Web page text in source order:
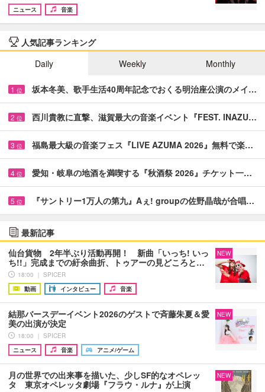
ニュース
音楽
人気記事ランキング
Daily
Weekly Monthly
1 位 坂本冬美、歌手生活40周年記念でおくる明治座公演のメイ…
2 位 西川貴教に直撃、滋賀最大の音楽イベント『FEST. INAZU…
3 位 福島最大級の音楽フェス『LIVE AZUMA 2026』無料で楽…
4 位 愛知・岐阜の地酒を満喫する『秋酒祭 2026』チケット一…
5 位 『サントリー1万人の第九』Aぇ! groupの佐野晶哉が合唱…
最新記事
仙台貨物 2年半ぶり活動再開！ 新曲「いっち! いっ
ち!!」完成までの紆余曲折、トゥアーの見どころと…
18:00 ｜ SPICER
動画
インタビュー 音楽
NEW
結那バースデーイベント2026のゲストで斉藤朱夏＆愛
美の出演が決定
18:00 ｜ SPICER
ニュース
音楽 アニメ/ゲーム
NEW
月の世界での出来事を描いた、少しSF的なオペレッ
タ 東京オペレッタ劇場『フラウ・ルナ』が上演
NEW